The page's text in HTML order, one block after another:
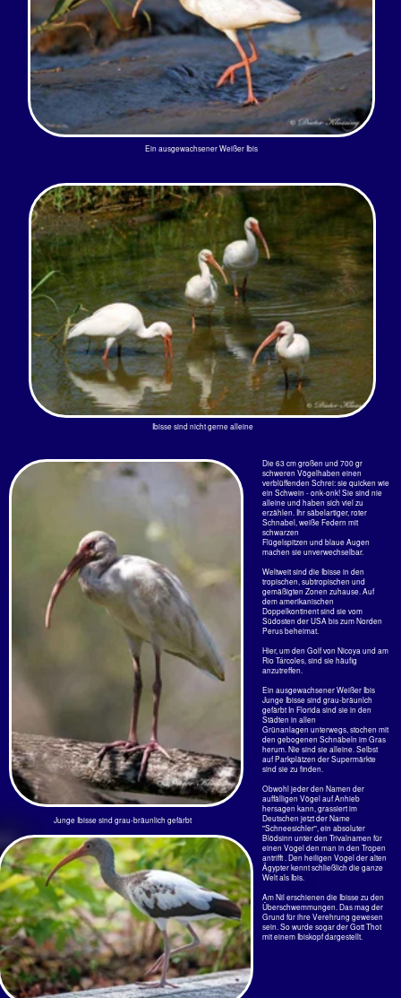
Ibisse sind nicht gerne alleine
Die 63 cm großen und 700 gr
schweren Vögelhaben einen
verblüffenden Schrei: sie quicken wie
ein Schwein - onk-onk! Sie sind nie
alleine und haben sich viel zu
erzählen. Ihr säbelartiger, roter
Schnabel, weiße Federn mit
schwarzen
Flügelspitzen und blaue Augen
machen sie unverwechselbar.
Weltweit sind die Ibisse in den
tropischen, subtropischen und
gemäßigten Zonen zuhause. Auf
Doppelkontinent sind sie vom
Rio Tárcoles, sind sie häufig
anzutreffen.
Ein ausgewachsener Weißer Ibis
Junge Ibisse sind grau-bräunlch
gefärbt In Florida sind sie in den
Städten in allen
Grünanlagen unterwegs, stochen mit
den gebogenen Schnäbeln im Gras
herum. Nie sind sie alleine. Selbst
auf Parkplätzen der Supermärkte
sind sie zu finden.
Obwohl jeder den Namen der
auffälligen Vögel auf Anhieb
hersagen kann, grassiert im
Deutschen jetzt der Name
"Schneesichler", ein absoluter
Blödsinn unter den Trivalnamen für
einen Vogel den man in den Tropen
antrifft . Den heiligen Vogel der alten
Ägypter kennt schließlich die ganze
Am Nil erschienen die Ibisse zu den
Überschwemmungen. Das mag der
Grund für ihre Verehrung gewesen
sein. So wurde sogar der Gott Thot
mit einem Ibiskopf dargestellt.
Junge Ibisse sind grau-bräunlich gefärbt
Fast ausgefärbte Ibisse. Der
Schnabel ist schon Rot, die
Beine werden es noch.
Dann müssen nur noch die
Hals- und die Schwungfedern
weiß werden (...und er darf den
… zu den Schlafbäumen